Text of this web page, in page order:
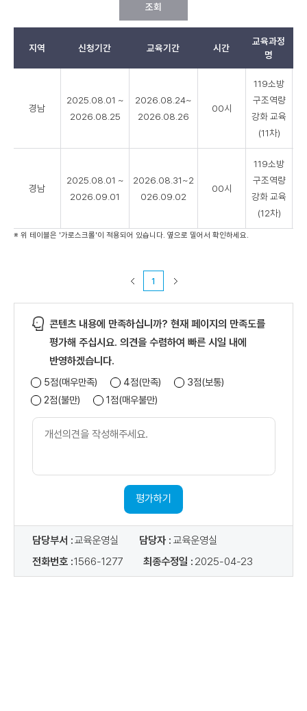
조회
방
지역 신청기간 교육기간 시간
교육과정
명
경남
2025.08.01 ~
2026.08.25
2026.08.24~
2026.08.26
00시
119소방
구조역량
강화 교육
(11차)
경남
2025.08.01 ~
2026.09.01
2026.08.31~2
026.09.02
00시
119소방
구조역량
강화 교육
(12차)
※ 위 테이블은 '가로스크롤'이 적용되어 있습니다. 옆으로 밀어서 확인하세요.
1
콘텐츠 내용에 만족하십니까? 현재 페이지의 만족도를
평가해 주십시요. 의견을 수렴하여 빠른 시일 내에
반영하겠습니다.
5점(매우만족) 4점(만족)
3점(보통)
2점(불만)
1점(매우불만)
개
평가하기
담당부서 :교육운영실 담당자 : 교육운영실
전화번호 :1566-1277 최종수정일 : 2025-04-23